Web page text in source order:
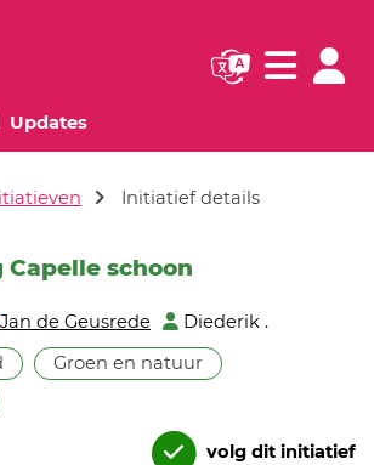
pagina)
Updates(huidige pagina)
Navigatie
Initiatief details
schoon
Jan de Geusrede
Diederik .
Groen en natuur
volg dit initiatief